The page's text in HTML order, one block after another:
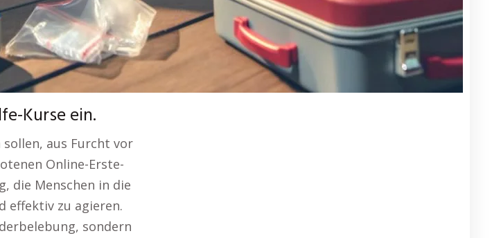
Kurse ein.
aus Furcht vor
Online-Erste-
die Menschen in die
effektiv zu agieren.
sondern